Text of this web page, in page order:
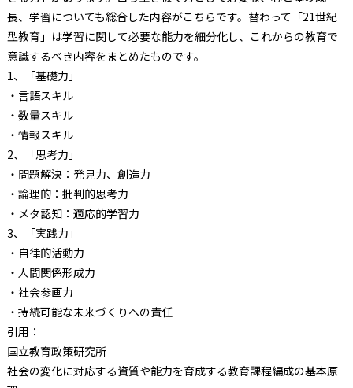
長、学習についても総合した内容がこちらです。替わって「21世紀
型教育」は学習に関して必要な能力を細分化し、これからの教育で
意識するべき内容をまとめたものです。
1、「基礎力」
・言語スキル
・数量スキル
・情報スキル
2、「思考力」
・問題解決：発見力、創造力
・論理的：批判的思考力
・メタ認知：適応的学習力
3、「実践力」
・自律的活動力
・人間関係形成力
・社会参画力
・持続可能な未来づくりへの責任
引用：
国立教育政策研究所
社会の変化に対応する資質や能力を育成する教育課程編成の基本原